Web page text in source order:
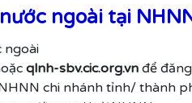
ngoài tại
ngoài
qlnh-sbv.cic.org.vn để
chi nhánh tỉnh/ thành